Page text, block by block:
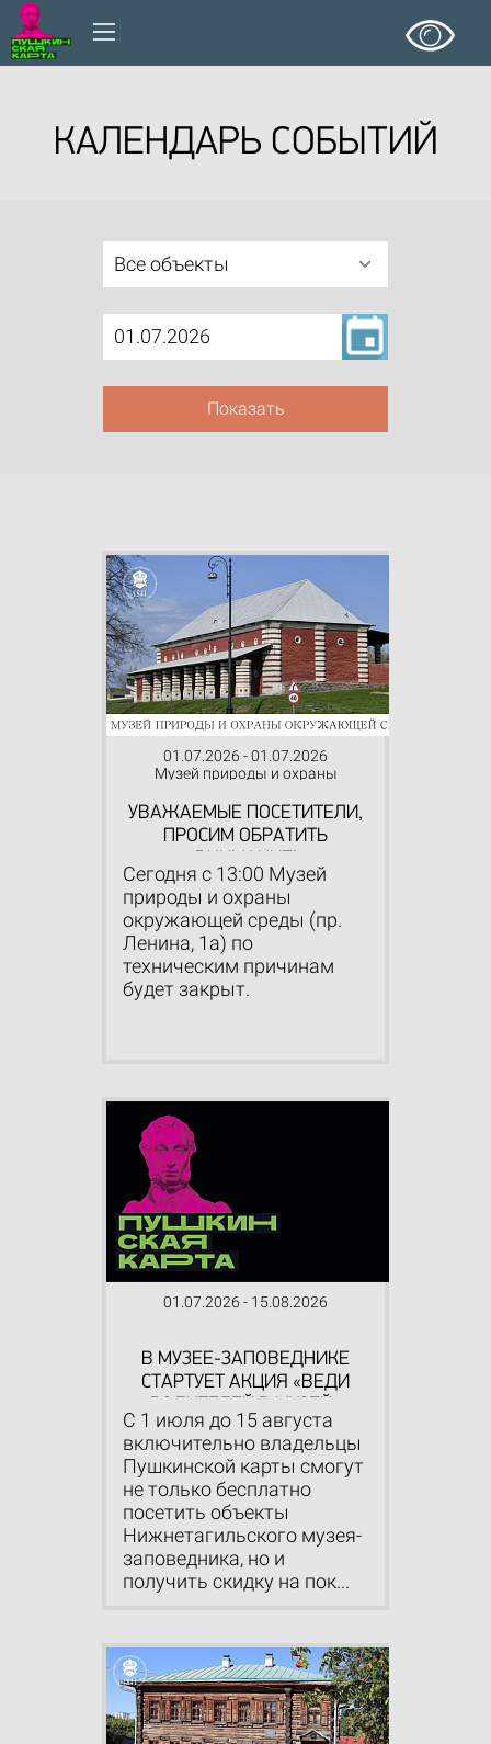
КАЛЕНДАРЬ СОБЫТИЙ
Все объекты
01.07.2026 - 01.07.2026
Музей природы и охраны
УВАЖАЕМЫЕ ПОСЕТИТЕЛИ,
ПРОСИМ ОБРАТИТЬ
Сегодня с 13:00 Музей
природы и охраны
окружающей среды (пр.
Ленина, 1а) по
техническим причинам
будет закрыт.
01.07.2026 - 15.08.2026
В МУЗЕЕ-ЗАПОВЕДНИКЕ
СТАРТУЕТ АКЦИЯ «ВЕДИ
С 1 июля до 15 августа
включительно владельцы
Пушкинской карты смогут
не только бесплатно
посетить объекты
Нижнетагильского музея-
заповедника, но и
получить скидку на пок...